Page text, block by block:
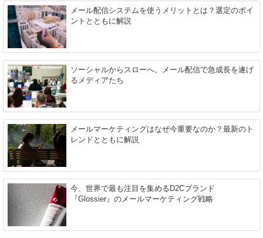
メール配信システムを使うメリットとは？選定のポイ
ントとともに解説
ソーシャルからスローへ。メール配信で急成長を遂げ
るメディアたち
メールマーケティングはなぜ今重要なのか？最新のト
レンドとともに解説
今、世界で最も注目を集めるD2Cブランド
『Glossier』のメールマーケティング戦略